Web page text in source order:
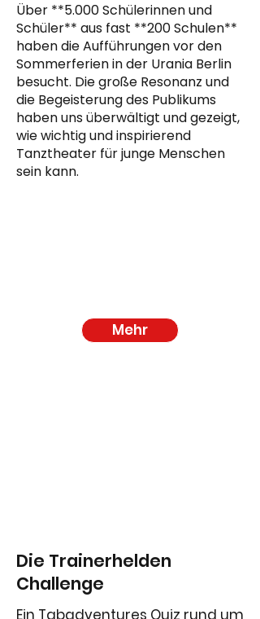
Über **5.000 Schülerinnen und
Schüler** aus fast **200 Schulen**
haben die Aufführungen vor den
Sommerferien in der Urania Berlin
besucht. Die große Resonanz und
die Begeisterung des Publikums
haben uns überwältigt und gezeigt,
wie wichtig und inspirierend
Tanztheater für junge Menschen
sein kann.
Mehr
Die Trainerhelden
Challenge
Ein Tabadventures Quiz rund um